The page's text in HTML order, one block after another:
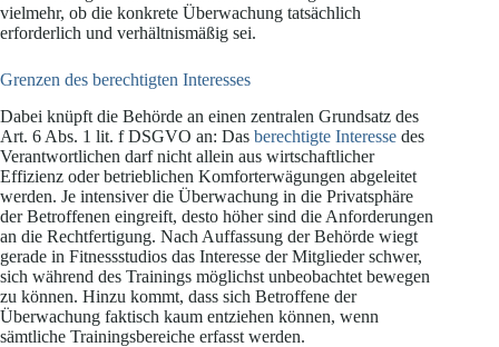
vielmehr, ob die konkrete Überwachung tatsächlich
erforderlich und verhältnismäßig sei.
Grenzen des berechtigten Interesses
Dabei knüpft die Behörde an einen zentralen Grundsatz des
Art. 6 Abs. 1 lit. f DSGVO an: Das berechtigte Interesse des
Verantwortlichen darf nicht allein aus wirtschaftlicher
Effizienz oder betrieblichen Komforterwägungen abgeleitet
werden. Je intensiver die Überwachung in die Privatsphäre
der Betroffenen eingreift, desto höher sind die Anforderungen
an die Rechtfertigung. Nach Auffassung der Behörde wiegt
gerade in Fitnessstudios das Interesse der Mitglieder schwer,
sich während des Trainings möglichst unbeobachtet bewegen
zu können. Hinzu kommt, dass sich Betroffene der
Überwachung faktisch kaum entziehen können, wenn
sämtliche Trainingsbereiche erfasst werden.